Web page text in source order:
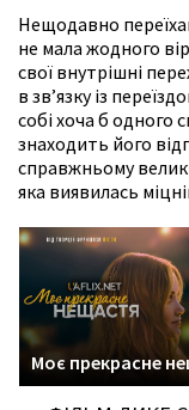
Нещодавно
не мала жодного
свої внутрішні
в зв’язку із
собі хоча б
знаходить його
справжньому
яка виявилась
Моє прекрасне